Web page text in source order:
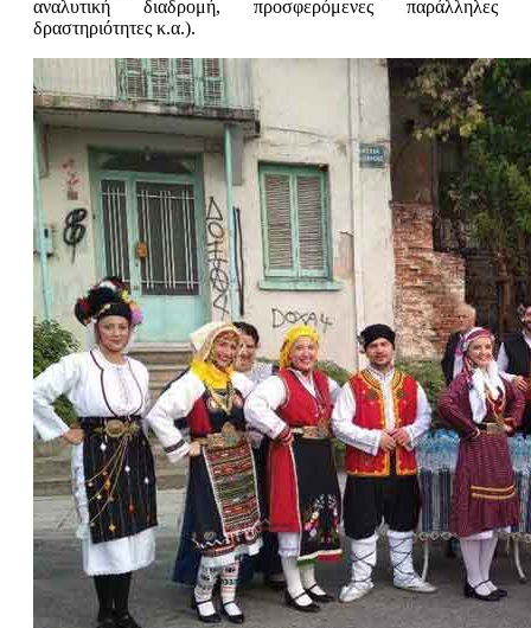
αναλυτική διαδρομή, προσφερόμενες παράλληλες
δραστηριότητες κ.α.).